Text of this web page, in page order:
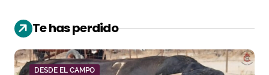
Te has perdido
DESDE EL CAMPO